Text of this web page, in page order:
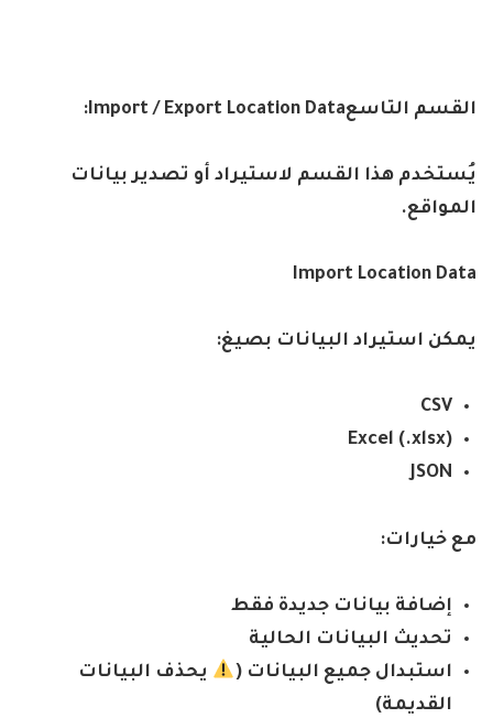
القسم التاسعImport / Export Location Data:
يُستخدم هذا القسم لاستيراد أو تصدير بيانات
المواقع.
Import Location Data
يمكن استيراد البيانات بصيغ:
CSV
Excel (.xlsx)
JSON
مع خيارات:
إضافة بيانات جديدة فقط
تحديث البيانات الحالية
استبدال جميع البيانات (
يحذف البيانات
القديمة)